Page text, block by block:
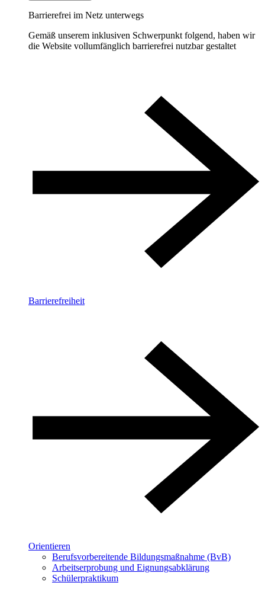
Barrierefrei im Netz unterwegs
Gemäß unserem inklusiven Schwerpunkt folgend, haben wir
die Website vollumfänglich barrierefrei nutzbar gestaltet
Barrierefreiheit
Orientieren
Berufsvorbereitende Bildungsmaßnahme (BvB)
Arbeitserprobung und Eignungsabklärung
Schülerpraktikum